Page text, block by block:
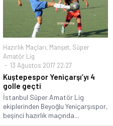
Hazırlık Maçları, Manşet, Süper
Amatör Lig
13 Ağustos 2017 22:27
Kuştepespor Yeniçarşı’yı 4
golle geçti
İstanbul Süper Amatör Lig
ekiplerinden Beyoğlu Yeniçarşıspor,
beşinci hazırlık maçında...